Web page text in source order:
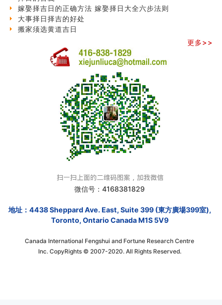
嫁娶择吉日的正确方法 嫁娶择日大全六步法则
大事择日择吉的好处
搬家须选黄道吉日
更多>>
微信号：4168381829
地址：4438 Sheppard Ave. East, Suite 399 (東方廣場399室),
Toronto, Ontario Canada M1S 5V9
Canada International Fengshui and Fortune Research Centre
Inc. CopyRights © 2007-2020. All Rights Reserved.